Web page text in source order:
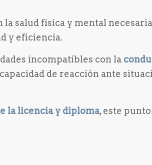
la salud física y mental
y eficiencia.
incompatibles con la
de reacción ante
la licencia y diploma, este punto